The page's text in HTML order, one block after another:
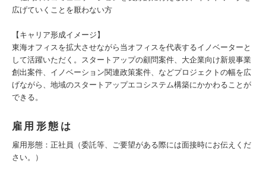
広げていくことを厭わない方
【キャリア形成イメージ】
東海オフィスを拡大させながら当オフィスを代表するイノベーターと
して活躍いただく。スタートアップの顧問案件、大企業向け新規事業
創出案件、イノベーション関連政策案件、などプロジェクトの幅を広
げながら、地域のスタートアップエコシステム構築にかかわることが
できる。
雇用形態は
雇用形態：正社員（委託等、ご要望がある際には面接時にお伝えくだ
さい。）